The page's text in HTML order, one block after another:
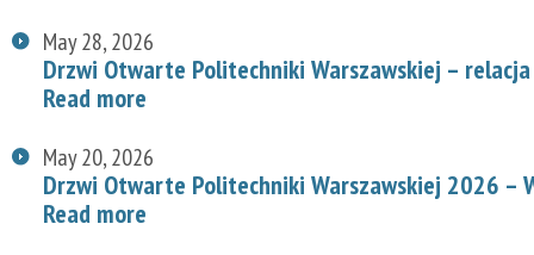
May 28, 2026
Drzwi Otwarte Politechniki Warszawskiej – relacja
Read more
May 20, 2026
Drzwi Otwarte Politechniki Warszawskiej 2026 –
Read more